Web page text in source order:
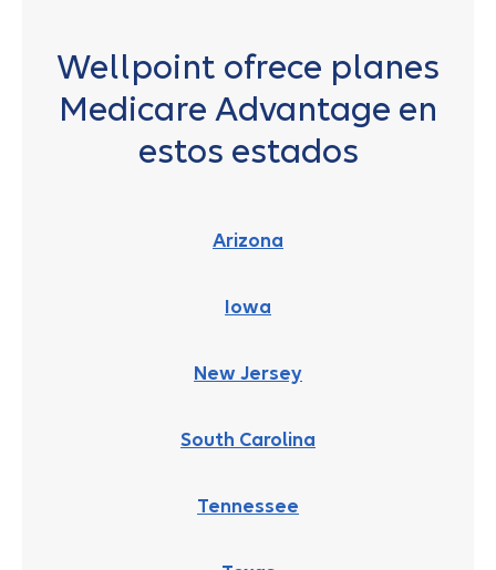
Wellpoint ofrece planes
Medicare Advantage en
estos estados
Arizona
Iowa
New Jersey
South Carolina
Tennessee